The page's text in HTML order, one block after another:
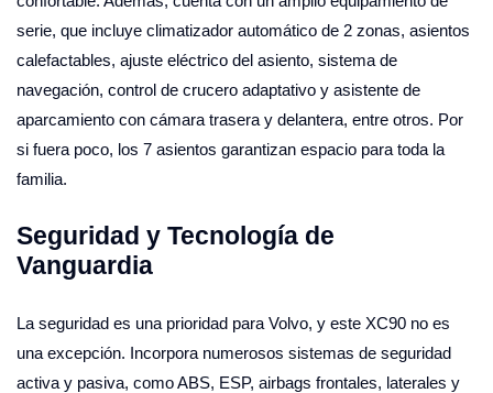
serie, que incluye climatizador automático de 2 zonas, asientos
calefactables, ajuste eléctrico del asiento, sistema de
navegación, control de crucero adaptativo y asistente de
aparcamiento con cámara trasera y delantera, entre otros. Por
si fuera poco, los 7 asientos garantizan espacio para toda la
familia.
Seguridad y Tecnología de
Vanguardia
La seguridad es una prioridad para Volvo, y este XC90 no es
una excepción. Incorpora numerosos sistemas de seguridad
activa y pasiva, como ABS, ESP, airbags frontales, laterales y